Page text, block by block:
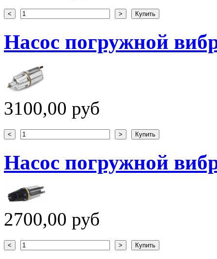
Насос погружной
3100,00 руб
Насос погружной
2700,00 руб